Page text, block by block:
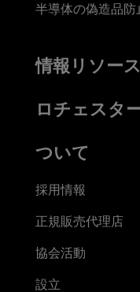
半導体の偽造品防
情報リソース
ロチェスタ
ついて
採用情報
正規販売代理店
協会活動
設立